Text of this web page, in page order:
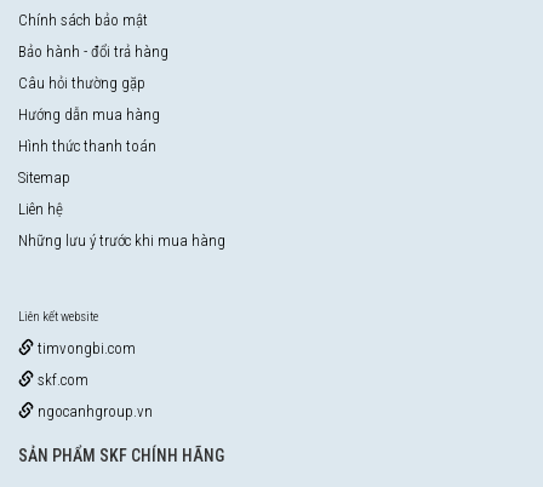
Chính sách bảo mật
Bảo hành - đổi trả hàng
Câu hỏi thường gặp
Hướng dẫn mua hàng
Hình thức thanh toán
Sitemap
Liên hệ
Những lưu ý trước khi mua hàng
Liên kết website
timvongbi.com
skf.com
ngocanhgroup.vn
SẢN PHẨM SKF CHÍNH HÃNG